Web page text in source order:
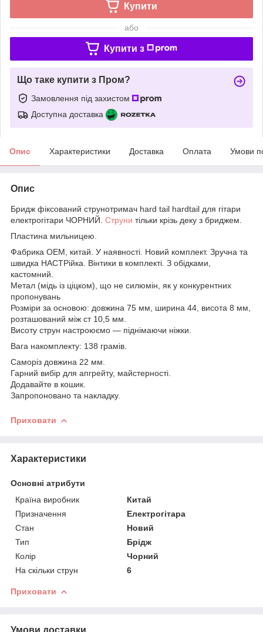
Купити
або
Купити з
Що таке купити з Пром?
Замовлення під захистом
Доступна доставка
Опис Характеристики Доставка Оплата Умови
Опис
Бридж фіксований струнотримач hard tail hardtail для гітари
електрогітари ЧОРНИЙ. Струни тільки крізь деку з бриджем.
Пластина мильницею.
Фабрика ОЕМ, китай. У наявності. Новий комплект. Зручна та
швидка НАСТРійка. Вінтики в комплекті. З обідками,
кастомний.
Метал (мідь із ціцком), що не силюмін, як у конкурентних
пропонувань
Розміри за основою: довжина 75 мм, ширина 44, висота 8 мм,
розташований між ст 10,5 мм.
Висоту струн настроюємо — піднімаючи ніжки.
Вага накомплекту: 138 грамів.
Саморіз довжина 22 мм.
Гарний вибір для апгрейту, майстерності.
Додавайте в кошик.
Запропоновано та накладку.
Приховати
Характеристики
Основні атрибути
Країна виробник
Китай
Призначення
Електрогітара
Стан
Новий
Тип
Брідж
Колір
Чорний
На скільки струн
6
Приховати
Умови доставки